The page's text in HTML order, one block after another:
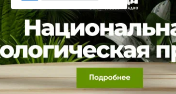
ПРОМОКОДЫ СЕРИАЛЫ СПЕЦПРОЕКТЫ
КОЛЛЕКЦИИ КОНКУРСЫ РАБОТА
САЙТЕ